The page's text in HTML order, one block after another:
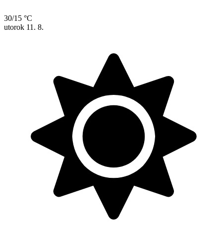
30/15 °C
utorok 11. 8.